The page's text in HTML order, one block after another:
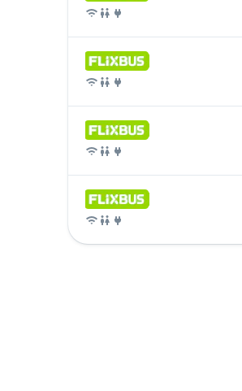
Bus
Bus
Bus
Bus